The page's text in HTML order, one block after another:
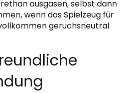
ausgasen, selbst dann
wenn das Spielzeug für
geruchsneutral